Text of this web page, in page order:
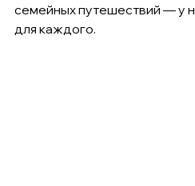
семейных путешествий — у
для каждого.